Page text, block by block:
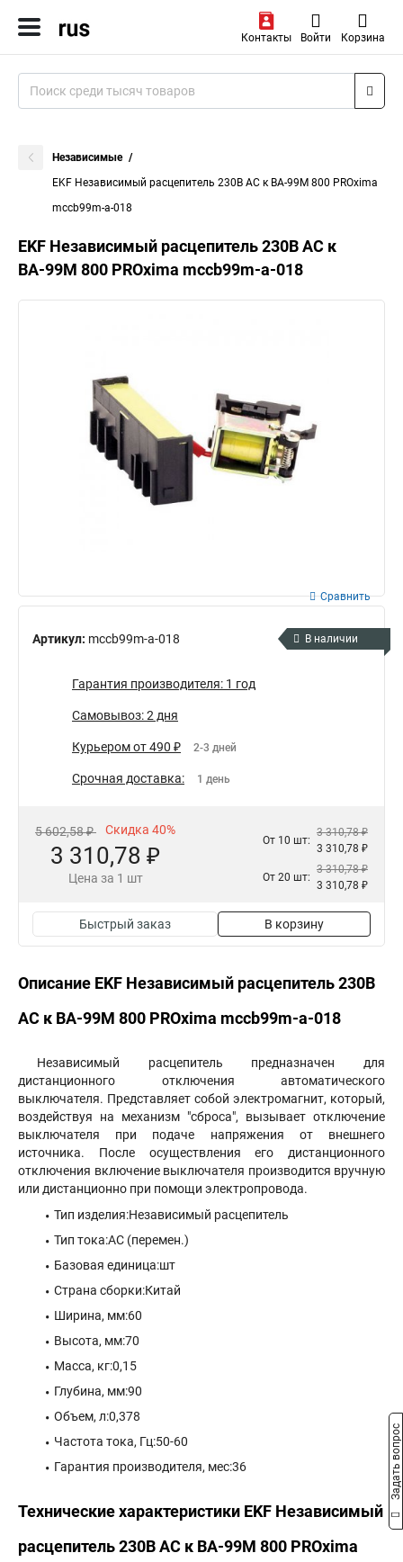
Контакты Войти Корзина
Независимые
EKF Независимый расцепитель 230В АС к ВА-99М 800 PROxima
mccb99m-a-018
EKF Независимый расцепитель 230В АС к
ВА-99М 800 PROxima mccb99m-a-018
Артикул: mccb99m-a-018
Сравнить
В наличии
Гарантия производителя: 1 год
Самовывоз: 2 дня
Курьером от 490 ₽ 2-3 дней
Срочная доставка: 1 день
5 602,58 ₽ Скидка 40%
3 310,78 ₽
Цена за 1 шт
От 10 шт:
3 310,78 ₽
3 310,78 ₽
От 20 шт:
3 310,78 ₽
3 310,78 ₽
Быстрый заказ В корзину
Описание EKF Независимый расцепитель 230В
АС к ВА-99М 800 PROxima mccb99m-a-018
Независимый расцепитель предназначен для
дистанционного отключения автоматического
выключателя. Представляет собой электромагнит, который,
воздействуя на механизм "сброса", вызывает отключение
выключателя при подаче напряжения от внешнего
источника. После осуществления его дистанционного
отключения включение выключателя производится вручную
или дистанционно при помощи электропровода.
Тип изделия:Независимый расцепитель
Тип тока:AC (перемен.)
Базовая единица:шт
Страна сборки:Китай
Ширина, мм:60
Высота, мм:70
Масса, кг:0,15
Глубина, мм:90
Объем, л:0,378
Частота тока, Гц:50-60
Гарантия производителя, мес:36
Технические характеристики EKF Независимый
расцепитель 230В АС к ВА-99М 800 PROxima
Задать вопрос